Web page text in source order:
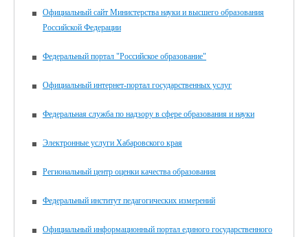
Официальный сайт Министерства науки и высшего образования
Российской Федерации
Федеральный портал "Российское образование"
Официальный интернет-портал государственных услуг
Федеральная служба по надзору в сфере образования и науки
Электронные услуги Хабаровского края
Региональный центр оценки качества образования
Федеральный институт педагогических измерений
Официальный информационный портал единого государственного